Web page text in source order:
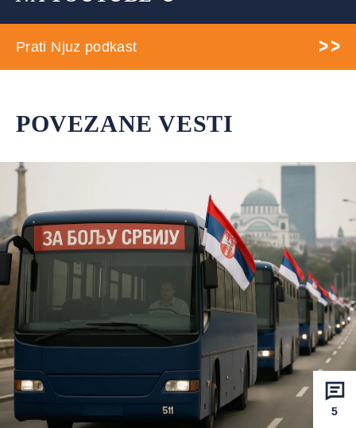
Prati Njuz podkast
POVEZANE VESTI
5